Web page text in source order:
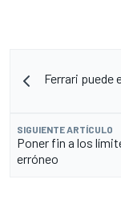
Ferrari puede
SIGUIENTE ARTÍCULO
Poner fin a los
erróneo